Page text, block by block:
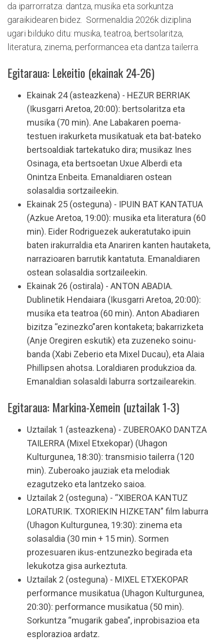
da iparrorratza: dantza, musika eta sorkuntza
garaikidearen bidez. Sormenaldia 2026k diziplina
ugari bilduko ditu: musika, teatroa, bertsolaritza,
literatura, zinema, performancea eta dantza tailerra.
Egitaraua: Lekeitio (ekainak 24-26)
Ekainak 24 (asteazkena) - HEZUR BERRIAK
(Ikusgarri Aretoa, 20:00): bertsolaritza eta
musika (70 min). Ane Labakaren poema-
testuen irakurketa musikatuak eta bat-bateko
bertsoaldiak tartekatuko dira; musikaz Ines
Osinaga, eta bertsoetan Uxue Alberdi eta
Onintza Enbeita. Emanaldiaren ostean
solasaldia sortzaileekin.
Ekainak 25 (osteguna) - IPUIN BAT KANTATUA
(Azkue Aretoa, 19:00): musika eta literatura (60
min). Eider Rodriguezek aukeratutako ipuin
baten irakurraldia eta Anariren kanten hautaketa,
narrazioaren barrutik kantatuta. Emanaldiaren
ostean solasaldia sortzaileekin.
Ekainak 26 (ostirala) - ANTON ABADIA.
Dublinetik Hendaiara (Ikusgarri Aretoa, 20:00):
musika eta teatroa (60 min). Anton Abadiaren
bizitza “ezinezko”aren kontaketa; bakarrizketa
(Anje Oregiren eskutik) eta zuzeneko soinu-
banda (Xabi Zeberio eta Mixel Ducau), eta Alaia
Phillipsen ahotsa. Loraldiaren produkzioa da.
Emanaldian solasaldi laburra sortzailearekin.
Egitaraua: Markina-Xemein (uztailak 1-3)
Uztailak 1 (asteazkena) - ZUBEROAKO DANTZA
TAILERRA (Mixel Etxekopar) (Uhagon
Kulturgunea, 18:30): transmisio tailerra (120
min). Zuberoako jauziak eta melodiak
ezagutzeko eta lantzeko saioa.
Uztailak 2 (osteguna) - “XIBEROA KANTUZ
LORATURIK. TXORIEKIN HIZKETAN” film laburra
(Uhagon Kulturgunea, 19:30): zinema eta
solasaldia (30 min + 15 min). Sormen
prozesuaren ikus-entzunezko begirada eta
lekukotza gisa aurkeztuta.
Uztailak 2 (osteguna) - MIXEL ETXEKOPAR
performance musikatua (Uhagon Kulturgunea,
20:30): performance musikatua (50 min).
Sorkuntza “mugarik gabea”, inprobisazioa eta
esplorazioa ardatz.